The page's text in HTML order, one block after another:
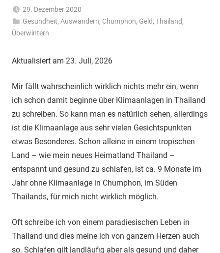
29. Dezember 2020
Matt
Gesundheit,Auswandern, Chumphon, Geld,Thailand,
Überwintern
Aktualisiert am 23. Juli, 2026
Mir fällt wahrscheinlich wirklich nichts mehr ein, wenn
ich schon damit beginne über Klimaanlagen in Thailand
zu schreiben. So kann man es natürlich sehen, allerdings
ist die Klimaanlage aus sehr vielen Gesichtspunkten
etwas Besonderes. Schon alleine in einem tropischen
Land – wie mein neues Heimatland Thailand –
entspannt und gesund zu schlafen, ist ca. 9 Monate im
Jahr ohne Klimaanlage in Chumphon, im Süden
Thailands, für mich nicht wirklich möglich.
Oft schreibe ich von einem paradiesischen Leben in
Thailand und dies meine ich von ganzem Herzen auch
so. Schlafen gilt landläufig aber als gesund und daher